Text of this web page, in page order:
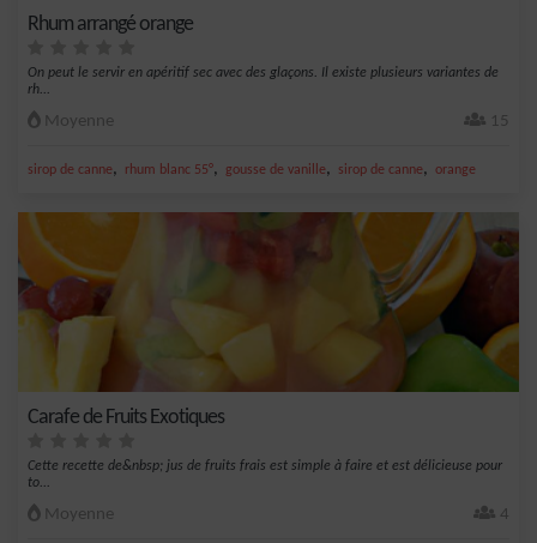
Rhum arrangé orange
On peut le servir en apéritif sec avec des glaçons. Il existe plusieurs variantes de
rh...
Moyenne 15
sirop de canne, rhum blanc 55°, gousse de vanille, sirop de canne, orange
Carafe de Fruits Exotiques
Cette recette de&nbsp; jus de fruits frais est simple à faire et est délicieuse pour
to...
Moyenne 4